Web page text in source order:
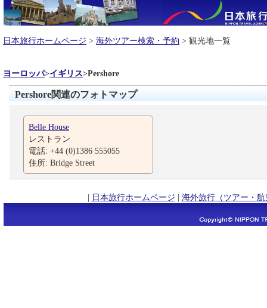
日本旅行ホームページ > 海外ツアー検索・予約 > 観光地一覧
ヨーロッパ>イギリス>Pershore
Pershore関連のフォトマップ
Belle House
レストラン
電話: +44 (0)1386 555055
住所: Bridge Street
| 日本旅行ホームページ | 海外旅行（ツアー・航